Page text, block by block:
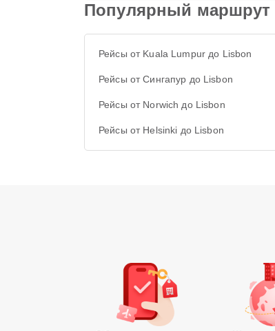
Популярный маршрут
Рейсы от Kuala Lumpur до Lisbon
Рейсы от Сингапур до Lisbon
Рейсы от Norwich до Lisbon
Рейсы от Helsinki до Lisbon